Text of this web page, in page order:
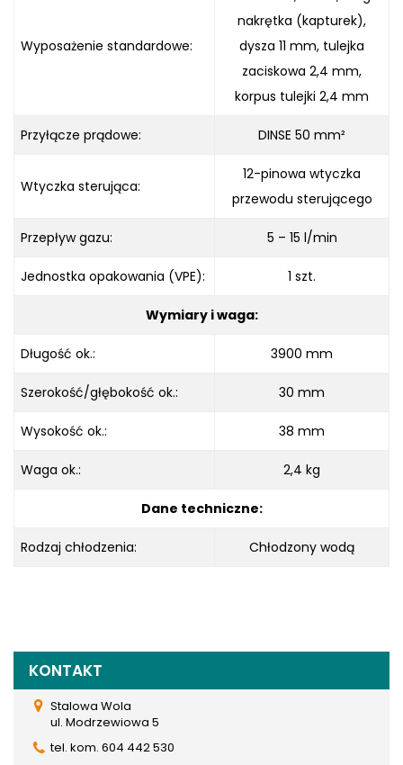
Wyposażenie standardowe:
nakrętka (kapturek),
dysza 11 mm, tulejka
zaciskowa 2,4 mm,
korpus tulejki 2,4 mm
Przyłącze prądowe: DINSE 50 mm²
Wtyczka sterująca:
12-pinowa wtyczka
przewodu sterującego
Przepływ gazu: 5 – 15 l/min
Jednostka opakowania (VPE): 1 szt.
Wymiary i waga:
Długość ok.: 3900 mm
Szerokość/głębokość ok.: 30 mm
Wysokość ok.: 38 mm
Waga ok.: 2,4 kg
Dane techniczne:
Rodzaj chłodzenia: Chłodzony wodą
KONTAKT
Stalowa Wola
ul. Modrzewiowa 5
tel. kom. 604 442 530